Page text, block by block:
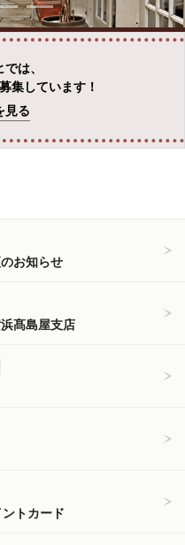
は、
集しています！
見る
お知らせ
髙島屋支店
トカード